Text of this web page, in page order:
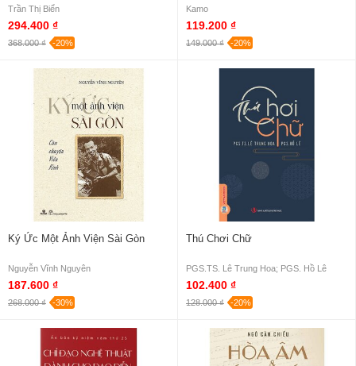
Trần Thị Biển
294.400 ₫
368.000 ₫ -20%
Kamo
119.200 ₫
149.000 ₫ -20%
Ký Ức Một Ảnh Viện Sài Gòn
Nguyễn Vĩnh Nguyên
187.600 ₫
268.000 ₫ -30%
Thú Chơi Chữ
PGS.TS. Lê Trung Hoa; PGS. Hồ Lê
102.400 ₫
128.000 ₫ -20%